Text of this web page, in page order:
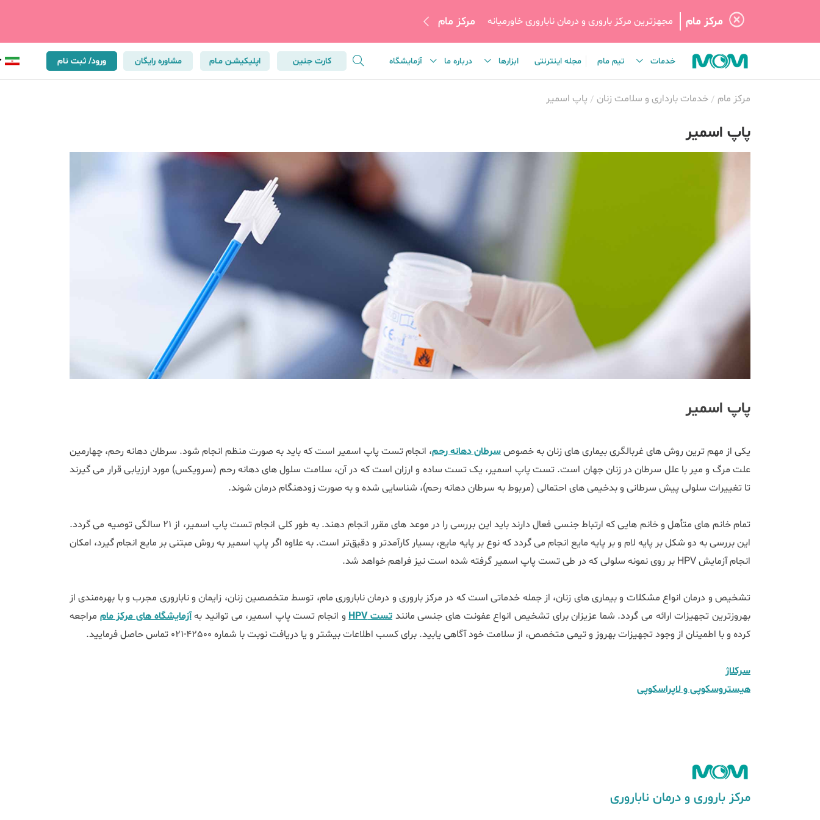
مرکز مام مجهزترین مرکز باروری و درمان ناباروری خاورمیانه مرکز مام
خدمات تیم مام مجله اینترنتی ابزارها درباره ما آزمایشگاه کارت جنین اپلیکیشـن مـام مشاوره رایگان ورود/ ثبت نام
مرکز مام خدمات بارداری و سلامت زنان پاپ اسمیر
پاپ اسمیر
پاپ اسمیر
​یکی از مهم ترین روش های غربالگری بیماری های زنان به خصوصسرطان دهانه رحم، انجام تست پاپ اسمیر است که باید به صورت منظم انجام شود. سرطان دهانه رحم، چهارمین
علت مرگ و میر با علل سرطان در زنان جهان است. تست پاپ اسمیر، یک تست ساده و ارزان است که در آن، سلامت سلول ‌های دهانه رحم (سرویکس) مورد ارزیابی قرار می گیرند
تا تغییرات سلولی پیش سرطانی و بدخیمی ‌های احتمالی (مربوط به سرطان دهانه رحم)، شناسایی شده و به صورت زودهنگام درمان شوند.
تمام خانم ‌های متأهل و خانم‌ هایی که ارتباط جنسی فعال دارند باید این بررسی را در موعد های مقرر انجام دهند. به طور کلی انجام تست پاپ اسمیر، از 21 سالگی توصیه می گردد.
این بررسی به دو شکل بر پایه لام و بر پایه مایع انجام می گردد که نوع بر پایه مایع، بسیار کارآمدتر و دقیق‌تر است. به علاوه اگر پاپ اسمیر به روش مبتنی بر مایع انجام گیرد، امکان
انجام آزمایش HPV بر روی نمونه سلولی که در طی تست پاپ اسمیر گرفته شده است نیز فراهم خواهد شد.
تشخیص و درمان انواع مشکلات و بیماری های زنان، از جمله خدماتی است که در مرکز باروری و درمان ناباروری مام، توسط متخصصین زنان، زایمان و ناباروری مجرب و با بهره‌مندی از
به‎روزترین تجهیزات ارائه می گردد. شما عزیزان برای تشخیص انواع عفونت های جنسی مانند
تست HPV و انجام تست پاپ اسمیر، می توانید بهآزمایشگاه های مرکز مام مراجعه
کرده و با اطمینان از وجود تجهیزات به‎روز و تیمی متخصص، از سلامت خود آگاهی یابید. برای کسب اطلاعات بیشتر و یا دریافت نوبت با شماره 42500-021 تماس حاصل فرمایید.
سرکلاژ
هیستروسکوپی و لاپراسکوپی
مرکز باروری و درمان ناباروری